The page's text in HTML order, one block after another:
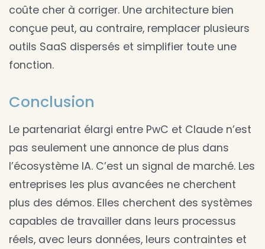
coûte cher à corriger. Une architecture bien
conçue peut, au contraire, remplacer plusieurs
outils SaaS dispersés et simplifier toute une
fonction.
Conclusion
Le partenariat élargi entre PwC et Claude n’est
pas seulement une annonce de plus dans
l’écosystème IA. C’est un signal de marché. Les
entreprises les plus avancées ne cherchent
plus des démos. Elles cherchent des systèmes
capables de travailler dans leurs processus
réels, avec leurs données, leurs contraintes et